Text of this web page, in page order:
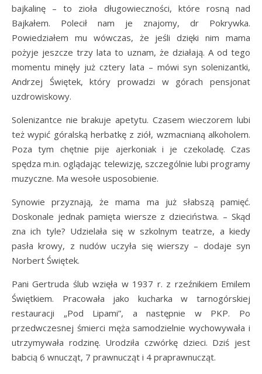
bajkalinę – to zioła długowieczności, które rosną nad
Bajkałem. Polecił nam je znajomy, dr Pokrywka.
Powiedziałem mu wówczas, że jeśli dzięki nim mama
pożyje jeszcze trzy lata to uznam, że działają. A od tego
momentu minęły już cztery lata – mówi syn solenizantki,
Andrzej Świętek, który prowadzi w górach pensjonat
uzdrowiskowy.
Solenizantce nie brakuje apetytu. Czasem wieczorem lubi
też wypić góralską herbatkę z ziół, wzmacnianą alkoholem.
Poza tym chętnie pije ajerkoniak i je czekoladę. Czas
spędza m.in. oglądając telewizję, szczególnie lubi programy
muzyczne. Ma wesołe usposobienie.
Synowie przyznają, że mama ma już słabszą pamięć.
Doskonale jednak pamięta wiersze z dzieciństwa. – Skąd
zna ich tyle? Udzielała się w szkolnym teatrze, a kiedy
pasła krowy, z nudów uczyła się wierszy – dodaje syn
Norbert Świętek.
Pani Gertruda ślub wzięła w 1937 r. z rzeźnikiem Emilem
Świętkiem. Pracowała jako kucharka w tarnogórskiej
restauracji „Pod Lipami”, a następnie w PKP. Po
przedwczesnej śmierci męża samodzielnie wychowywała i
utrzymywała rodzinę. Urodziła czwórkę dzieci. Dziś jest
babcią 6 wnucząt, 7 prawnucząt i 4 praprawnucząt.